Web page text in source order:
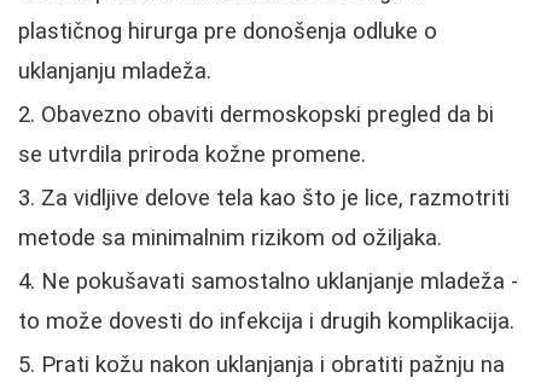
plastičnog hirurga pre donošenja odluke o
uklanjanju mladeža.
Obavezno obaviti dermoskopski pregled da bi
se utvrdila priroda kožne promene.
Za vidljive delove tela kao što je lice, razmotriti
metode sa minimalnim rizikom od ožiljaka.
Ne pokušavati samostalno uklanjanje mladeža -
to može dovesti do infekcija i drugih komplikacija.
Prati kožu nakon uklanjanja i obratiti pažnju na